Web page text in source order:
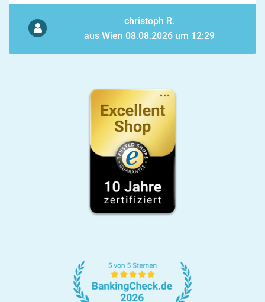
christoph R.
aus Wien 08.08.2026 um 12:29